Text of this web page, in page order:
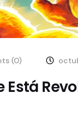
(0)
Está